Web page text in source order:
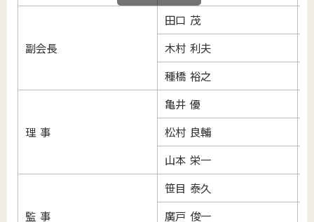
副会長
田口 茂
木村 利夫
種橋 裕之
理 事
亀井 優
松村 良輔
山本 栄一
監 事
笹目 泰久
廣戸 俊一